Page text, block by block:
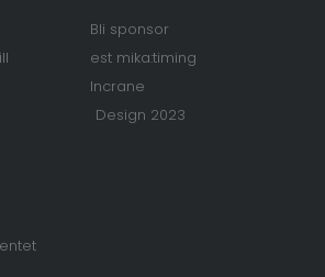
Bli sponsor
est mika:timing
Incrane
Design 2023